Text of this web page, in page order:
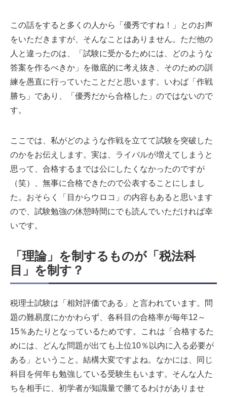
この話をすると多くの人から「優秀ですね！」とのお声
をいただきますが、そんなことはありません。ただ他の
人と違ったのは、「試験に受かるためには、どのような
答案を作るべきか」を徹底的に考え抜き、そのための訓
練を愚直に行っていたことだと思います。いわば「作戦
勝ち」であり、「優秀だから合格した」のではないので
す。
ここでは、私がどのような作戦を立てて試験を突破した
のかをお伝えします。実は、ライバルが増えてしまうと
思って、合格するまでは公にしたくなかったのですが
（笑）、無事に合格できたので公表することにしまし
た。おそらく「目からウロコ」の内容もあると思います
ので、試験勉強の休憩時間にでも読んでいただければ幸
いです。
「理論」を制するものが「税法科
目」を制す？
税理士試験は「相対評価である」と言われています。問
題の難易度にかかわらず、各科目の合格率が毎年12～
15％あたりとなっているためです。これは「合格するた
めには、どんな問題が出ても上位10％以内に入る必要が
ある」ということ。結構大変ですよね。なかには、同じ
科目を何年も勉強している受験生もいます。そんな人た
ちを相手に、初学者が知識量で勝てるわけがありませ